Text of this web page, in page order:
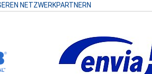
NETZWERKPARTNERN